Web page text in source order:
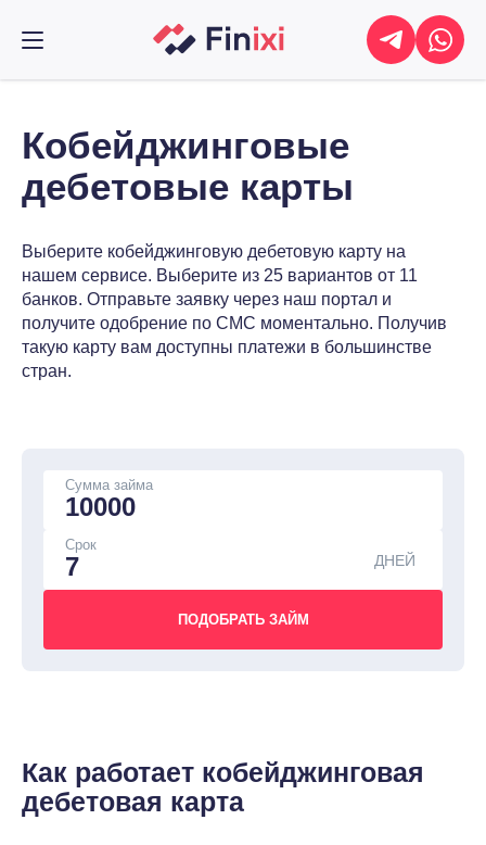
Кобейджинговые
дебетовые карты
Выберите кобейджинговую дебетовую карту на
нашем сервисе. Выберите из 25 вариантов от 11
банков. Отправьте заявку через наш портал и
получите одобрение по СМС моментально. Получив
такую карту вам доступны платежи в большинстве
стран.
Сумма займа
Срок
ДНЕЙ
Как работает кобейджинговая
дебетовая карта